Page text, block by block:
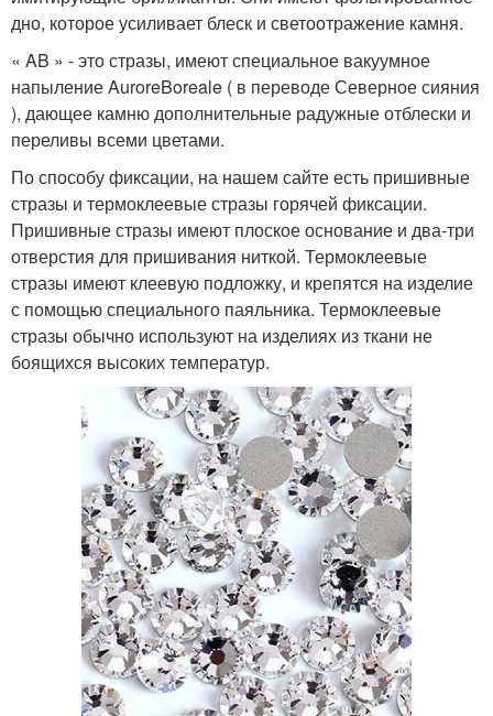
дно, которое усиливает блеск и светоотражение камня.
« AB » - это стразы, имеют специальное вакуумное
напыление AuroreBoreale ( в переводе Северное сияния
), дающее камню дополнительные радужные отблески и
переливы всеми цветами.
По способу фиксации, на нашем сайте есть пришивные
стразы и термоклеевые стразы горячей фиксации.
Пришивные стразы имеют плоское основание и два-три
отверстия для пришивания ниткой. Термоклеевые
стразы имеют клеевую подложку, и крепятся на изделие
с помощью специального паяльника. Термоклеевые
стразы обычно используют на изделиях из ткани не
боящихся высоких температур.